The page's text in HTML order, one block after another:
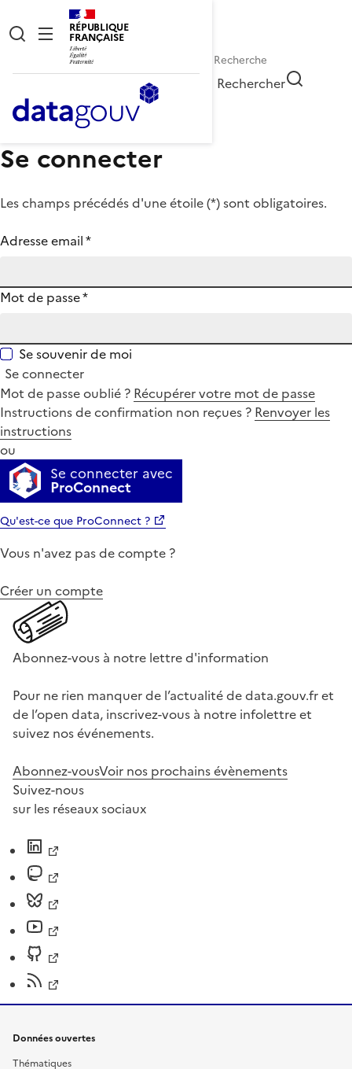
RÉPUBLIQUE
FRANÇAISE
Rechercher
Se connecter
Les champs précédés d'une étoile (*) sont obligatoires.
Adresse email*
Mot de passe*
Se souvenir de moi
Se connecter
Mot de passe oublié ? Récupérer votre mot de passe
Instructions de confirmation non reçues ? Renvoyer les
instructions
ou
Se connecter avec
ProConnect
Qu'est-ce que ProConnect ?
Vous n'avez pas de compte ?
Créer un compte
Abonnez-vous à notre lettre d'information
Pour ne rien manquer de l’actualité de data.gouv.fr et
de l’open data, inscrivez-vous à notre infolettre et
suivez nos événements.
Abonnez-vousVoir nos prochains évènements
Suivez-nous
sur les réseaux sociaux
Données ouvertes
Thématiques